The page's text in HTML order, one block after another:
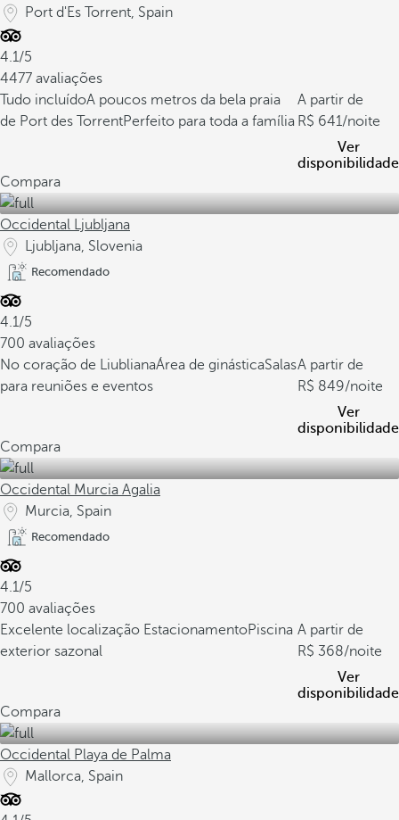
Port d'Es Torrent, Spain
4.1/5
4477 avaliações
Tudo incluídoA poucos metros da bela praia
de Port des TorrentPerfeito para toda a família
A partir de
641/noite
Ver
disponibilidade
Compara
Occidental Ljubljana
Ljubljana, Slovenia
Recomendado
4.1/5
700 avaliações
No coração de LiublianaÁrea de ginásticaSalas
para reuniões e eventos
A partir de
849/noite
Ver
disponibilidade
Compara
Occidental Murcia Agalia
Murcia, Spain
Recomendado
4.1/5
700 avaliações
Excelente localização EstacionamentoPiscina
exterior sazonal
A partir de
368/noite
Ver
disponibilidade
Compara
Occidental Playa de Palma
Mallorca, Spain